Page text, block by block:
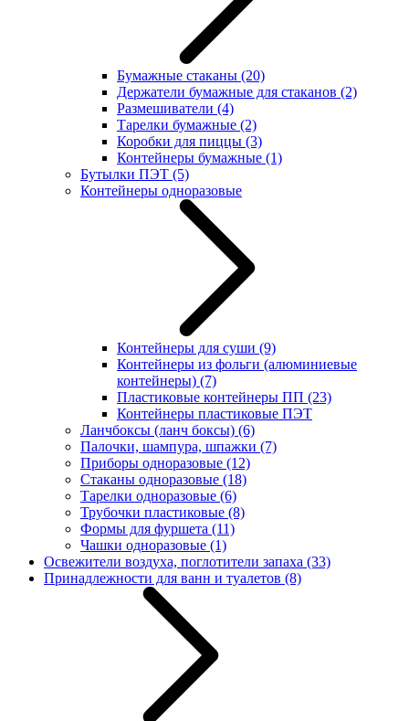
Бумажные стаканы (20)
Держатели бумажные для стаканов (2)
Размешиватели (4)
Тарелки бумажные (2)
Коробки для пиццы (3)
Контейнеры бумажные (1)
Бутылки ПЭТ (5)
Контейнеры одноразовые
Контейнеры для суши (9)
Контейнеры из фольги (алюминиевые
контейнеры) (7)
Пластиковые контейнеры ПП (23)
Контейнеры пластиковые ПЭТ
Ланчбоксы (ланч боксы) (6)
Палочки, шампура, шпажки (7)
Приборы одноразовые (12)
Стаканы одноразовые (18)
Тарелки одноразовые (6)
Трубочки пластиковые (8)
Формы для фуршета (11)
Чашки одноразовые (1)
Освежители воздуха, поглотители запаха (33)
Принадлежности для ванн и туалетов (8)